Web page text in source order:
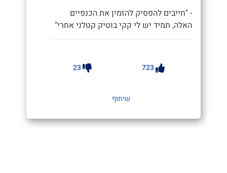
- "חייבים להפסיק להזמין את הכנפיים
האלה, תמיד יש לי קקי בוטיק קטלני אחרי"
723
23
שיתוף